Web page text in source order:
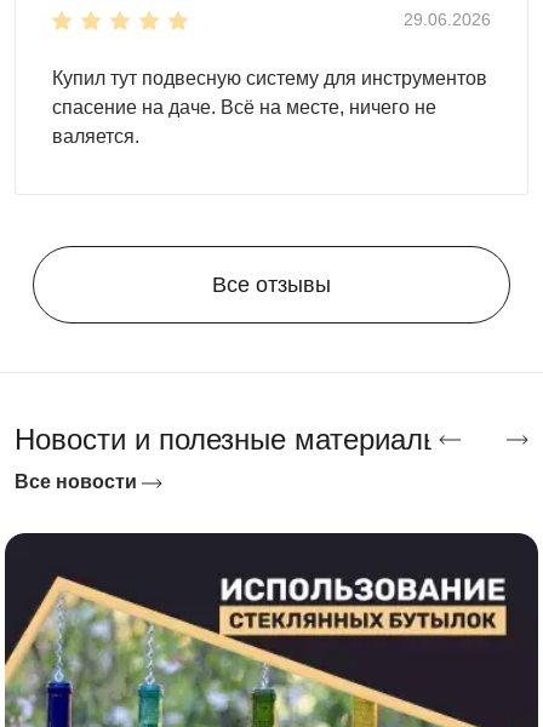
29.06.2026
Купил тут подвесную систему для инструментов
спасение на даче. Всё на месте, ничего не
валяется.
Все отзывы
Новости и полезные материалы
Все новости